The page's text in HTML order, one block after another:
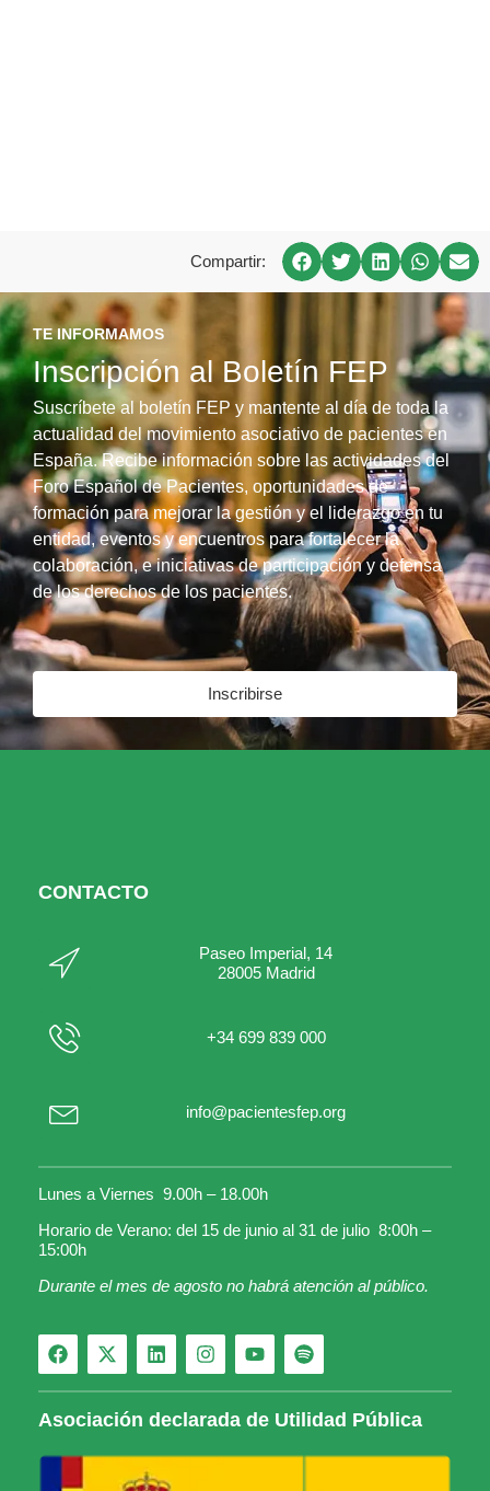
Compartir:
TE INFORMAMOS
Inscripción al Boletín FEP
Suscríbete al boletín FEP y mantente al día de toda la
actualidad del movimiento asociativo de pacientes en
España. Recibe información sobre las actividades del
Foro Español de Pacientes, oportunidades de
formación para mejorar la gestión y el liderazgo en tu
entidad, eventos y encuentros para fortalecer la
colaboración, e iniciativas de participación y defensa
de los derechos de los pacientes.
Inscribirse
CONTACTO
Paseo Imperial, 14
28005 Madrid
+34 699 839 000
info@pacientesfep.org
Lunes a Viernes 9.00h – 18.00h
Horario de Verano: del 15 de junio al 31 de julio 8:00h –
15:00h
Durante el mes de agosto no habrá atención al público.
Asociación declarada de Utilidad Pública